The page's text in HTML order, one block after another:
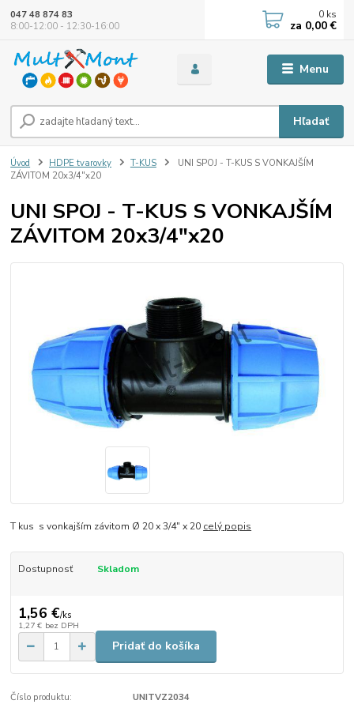
Menu
Hľadať
047 48 874 83
8:00-12:00 - 12:30-16:00
0 ks
za 0,00 €
Úvod HDPE tvarovky T-KUS
UNI SPOJ - T-KUS S VONKAJŠÍM
ZÁVITOM 20x3/4"x20
UNI SPOJ - T-KUS S VONKAJŠÍM
ZÁVITOM 20x3/4"x20
T kus s vonkajším závitom Ø 20 x 3/4" x 20 celý popis
Dostupnosť Skladom
1,56 €/ks
1,27 € bez DPH
Pridať do košíka
Číslo produktu: UNITVZ2034